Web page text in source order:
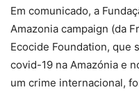
Em comunicado, a
Amazonia campaign (da
Ecocide Foundation, que
covid-19 na Amazónia e
um crime internacional,